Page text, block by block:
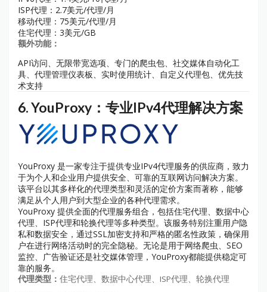
ISP代理：2.7美元/代理/月
移动代理：75美元/代理/月
住宅代理：3美元/GB
额外功能：
API访问、无限带宽选项、专门的爬虫包、社交媒体自动化工
具、代理管理仪表板、实时使用统计、自定义代理包、优先技
术支持
6.YouProxy：专业IPv4代理解决方案
YouProxy 是一家专注于提供专业IPv4代理服务的供应商，致力
于为个人和企业用户提供安全、可靠的互联网访问解决方案。
该平台以其多样化的代理类型和灵活的定价方案而著称，能够
满足从个人用户到大型企业的各种代理需求。
YouProxy 提供全面的代理服务组合，包括住宅代理、数据中心
代理、ISP代理和轮换代理等多种类型。该服务特别注重用户隐
私和数据安全，通过SSL加密支持和严格的匿名性政策，确保用
户在进行网络活动时的完全隐秘。无论是用于网络爬虫、SEO
监控、广告验证还是社交媒体管理，YouProxy都能提供稳定可
靠的服务。
代理类型： 住宅代理、数据中心代理、ISP代理、轮换代理